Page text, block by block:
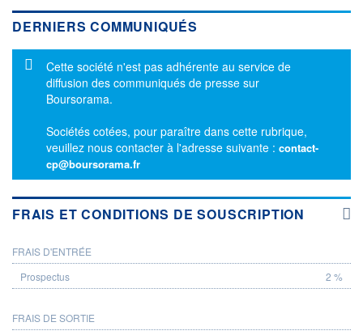
DERNIERS COMMUNIQUÉS
Message d'information
Cette société n'est pas adhérente au service de
diffusion des communiqués de presse sur
Boursorama.
Sociétés cotées, pour paraître dans cette rubrique,
veuillez nous contacter à l'adresse suivante : contact-
cp@boursorama.fr
FRAIS ET CONDITIONS DE SOUSCRIPTION
PROSPECTUS
FRAIS D'ENTRÉE
2 %
FRAIS DE SORTIE